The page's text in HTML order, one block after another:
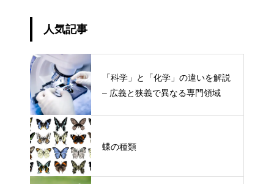
人気記事
「科学」と「化学」の違いを解説
– 広義と狭義で異なる専門領域
蝶の種類